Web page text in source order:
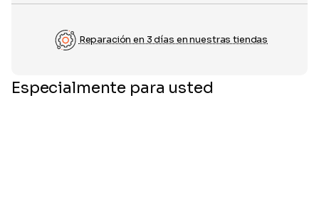
Reparación en 3 días en nuestras tiendas
Especialmente para usted